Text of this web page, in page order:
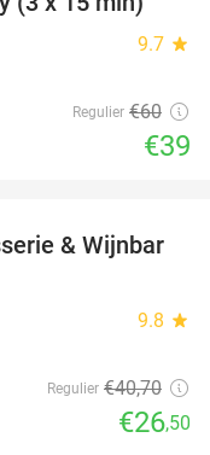
35%
9.7 star
Regulier €60
€39
35%
& Wijnbar
9.8 star
Regulier €40,70
€26,50